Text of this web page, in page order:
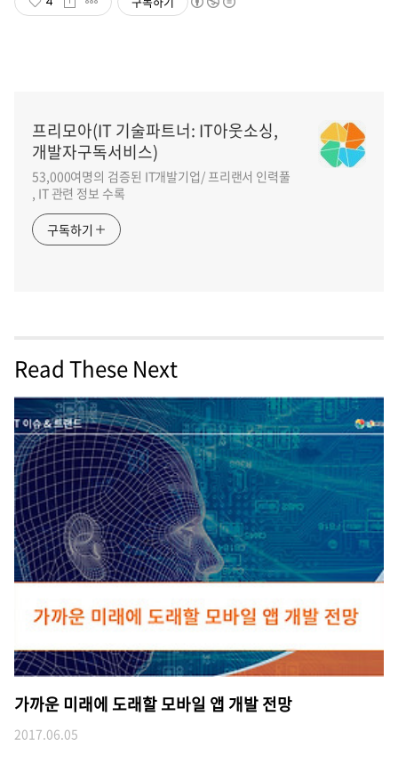
프리모아(IT 기술파트너: IT아웃소싱,
개발자구독서비스)
53,000여명의 검증된 IT개발기업/ 프리랜서 인력풀
, IT 관련 정보 수록
구독하기
Read These Next
가까운 미래에 도래할 모바일 앱 개발 전망
2017.06.05